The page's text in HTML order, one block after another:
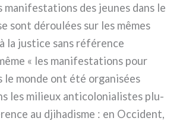
des jeu­nes dans le
sont dérou­lées sur les mêmes
à la justi­ce sans réfé­ren­ce
« les mani­fe­sta­tions pour
le mon­de ont été orga­ni­sées
les milieux anti­co­lo­nia­li­stes plu­
au dji­ha­di­sme : en Occident,